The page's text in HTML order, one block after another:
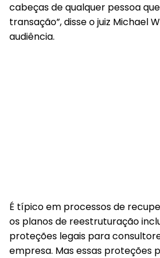
cabeças de qualquer pessoa
transação”, disse o juiz Michael
audiência.
É típico em processos de
os planos de reestruturação
proteções legais para
empresa. Mas essas proteções